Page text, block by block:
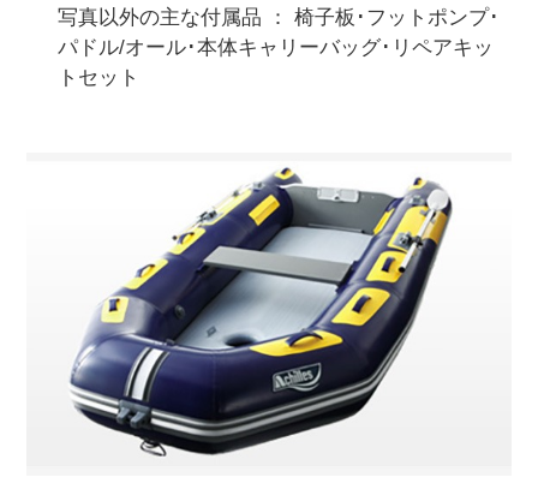
写真以外の主な付属品 ： 椅子板･フットポンプ･
パドル/オール･本体キャリーバッグ･リペアキッ
トセット